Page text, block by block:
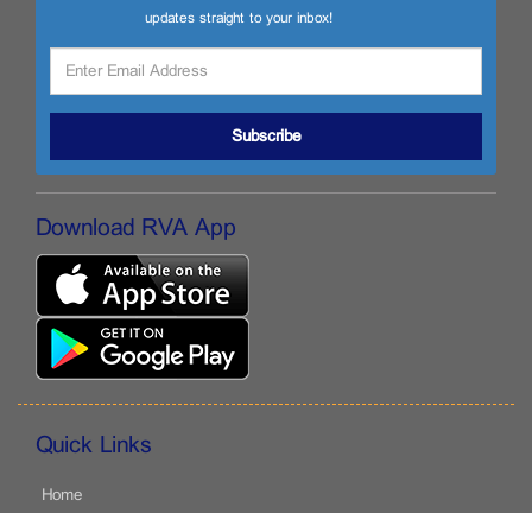
updates straight to your inbox!
Subscribe
Download RVA App
Quick Links
Home